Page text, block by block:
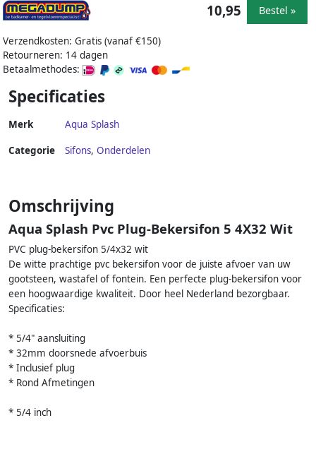
Verzendkosten: Gratis (vanaf €150)
Retourneren: 14 dagen
Betaalmethodes:
10,95 Bestel »
Specificaties
Merk Aqua Splash
Categorie Sifons, Onderdelen
Omschrijving
Aqua Splash Pvc Plug-Bekersifon 5 4X32 Wit
PVC plug-bekersifon 5/4x32 wit
De witte prachtige pvc bekersifon voor de juiste afvoer van uw
gootsteen, wastafel of fontein. Een perfecte plug-bekersifon voor
een hoogwaardige kwaliteit. Door heel Nederland bezorgbaar.
Specificaties:
* 5/4" aansluiting
* 32mm doorsnede afvoerbuis
* Inclusief plug
* Rond Afmetingen
* 5/4 inch